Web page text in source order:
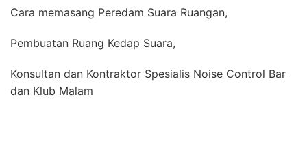
Cara memasang Peredam Suara Ruangan,
Pembuatan Ruang Kedap Suara,
Konsultan dan Kontraktor Spesialis Noise Control Bar
dan Klub Malam